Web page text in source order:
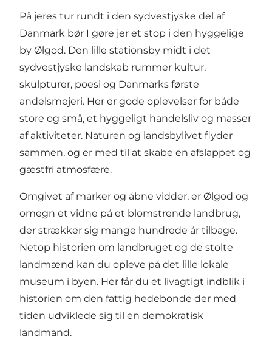
På jeres tur rundt i den sydvestjyske del af
Danmark bør I gøre jer et stop i den hyggelige
by Ølgod. Den lille stationsby midt i det
sydvestjyske landskab rummer kultur,
skulpturer, poesi og Danmarks første
andelsmejeri. Her er gode oplevelser for både
store og små, et hyggeligt handelsliv og masser
af aktiviteter. Naturen og landsbylivet flyder
sammen, og er med til at skabe en afslappet og
gæstfri atmosfære.
Omgivet af marker og åbne vidder, er Ølgod og
omegn et vidne på et blomstrende landbrug,
der strækker sig mange hundrede år tilbage.
Netop historien om landbruget og de stolte
landmænd kan du opleve på det lille lokale
museum i byen. Her får du et livagtigt indblik i
historien om den fattig hedebonde der med
tiden udviklede sig til en demokratisk
landmand.